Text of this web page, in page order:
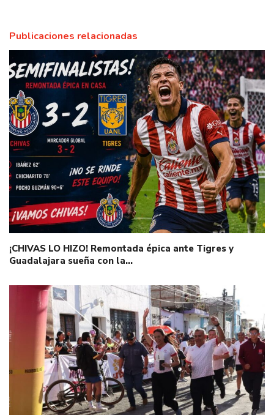
Publicaciones relacionadas
¡CHIVAS LO HIZO! Remontada épica ante Tigres y
Guadalajara sueña con la…